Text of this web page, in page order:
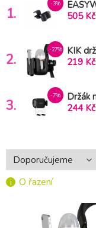
1.
-3%
Miley/
505 Kč
2.
-27%
KIK
219 Kč
3.
-7%
Držák
244 Kč
O řazení